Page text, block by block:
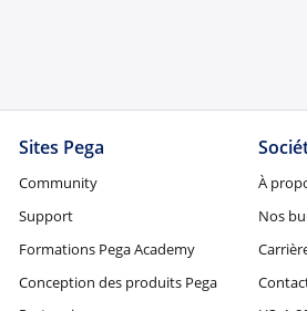
Sites Pega
Community
Support
Formations Pega Academy
Conception des produits Pega
À
Nos